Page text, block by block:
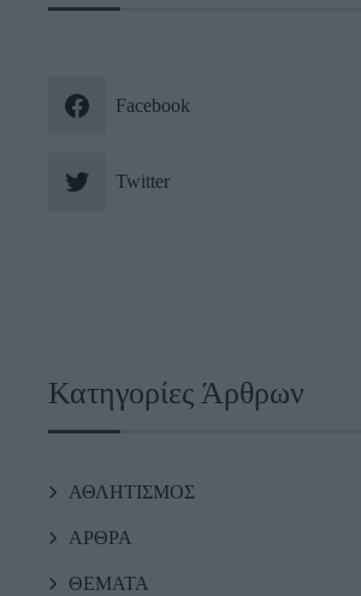
Facebook
Twitter
Κατηγορίες Άρθρων
ΑΘΛΗΤΙΣΜΟΣ
ΑΡΘΡΑ
ΘΕΜΑΤΑ